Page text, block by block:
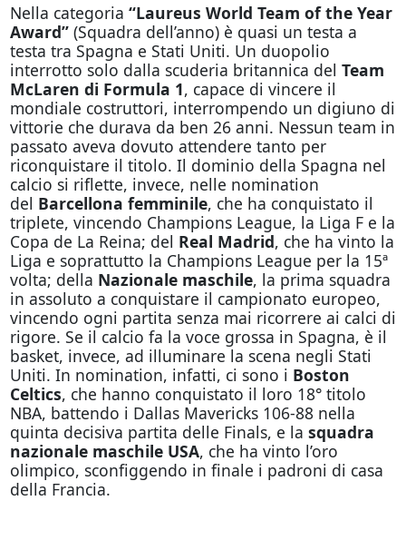
Nella categoria “Laureus World Team of the Year
Award”(Squadra dell’anno) è quasi un testa a
testa tra Spagna e Stati Uniti. Un duopolio
interrotto solo dalla scuderia britannica del Team
McLaren di Formula 1, capace di vincere il
mondiale costruttori, interrompendo un digiuno di
vittorie che durava da ben 26 anni. Nessun team in
passato aveva dovuto attendere tanto per
riconquistare il titolo. Il dominio della Spagna nel
calcio si riflette, invece, nelle nomination
del Barcellona femminile, che ha conquistato il
triplete, vincendo Champions League, la Liga F e la
Copa de La Reina; del Real Madrid, che ha vinto la
Liga e soprattutto la Champions League per la 15ª
volta; della Nazionale maschile, la prima squadra
in assoluto a conquistare il campionato europeo,
vincendo ogni partita senza mai ricorrere ai calci di
rigore. Se il calcio fa la voce grossa in Spagna, è il
basket, invece, ad illuminare la scena negli Stati
Uniti. In nomination, infatti, ci sono i Boston
Celtics, che hanno conquistato il loro 18° titolo
NBA, battendo i Dallas Mavericks 106-88 nella
quinta decisiva partita delle Finals, e la squadra
nazionale maschile USA, che ha vinto l’oro
olimpico, sconfiggendo in finale i padroni di casa
della Francia.